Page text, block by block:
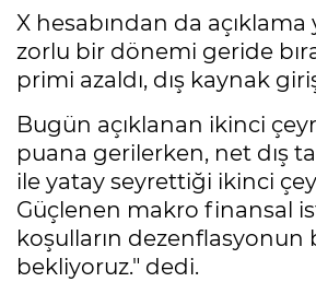
X hesabından da açıklama
zorlu bir dönemi geride
primi azaldı, dış kaynak
Bugün açıklanan ikinci
puana gerilerken, net dış
ile yatay seyrettiği ikinci
Güçlenen makro finansal
koşulların dezenflasyonun
bekliyoruz." dedi.